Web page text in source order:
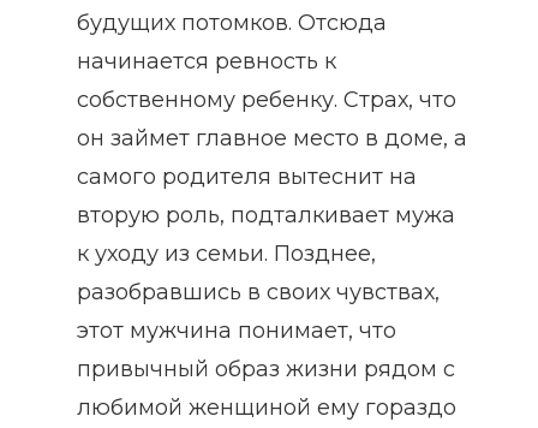
будущих потомков. Отсюда
начинается ревность к
собственному ребенку. Страх, что
он займет главное место в доме, а
самого родителя вытеснит на
вторую роль, подталкивает мужа
к уходу из семьи. Позднее,
разобравшись в своих чувствах,
этот мужчина понимает, что
привычный образ жизни рядом с
любимой женщиной ему гораздо